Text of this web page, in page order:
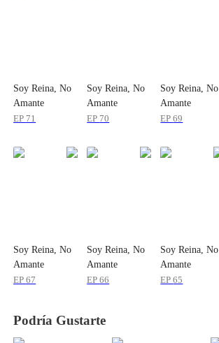
Soy Reina, No
Amante
EP 71
Soy Reina, No
Amante
EP 70
Soy Reina, No
Amante
EP69
Soy Reina, No
Amante
EP67
Soy Reina, No
Amante
EP66
Soy Reina, No
Amante
EP65
Podría Gustarte